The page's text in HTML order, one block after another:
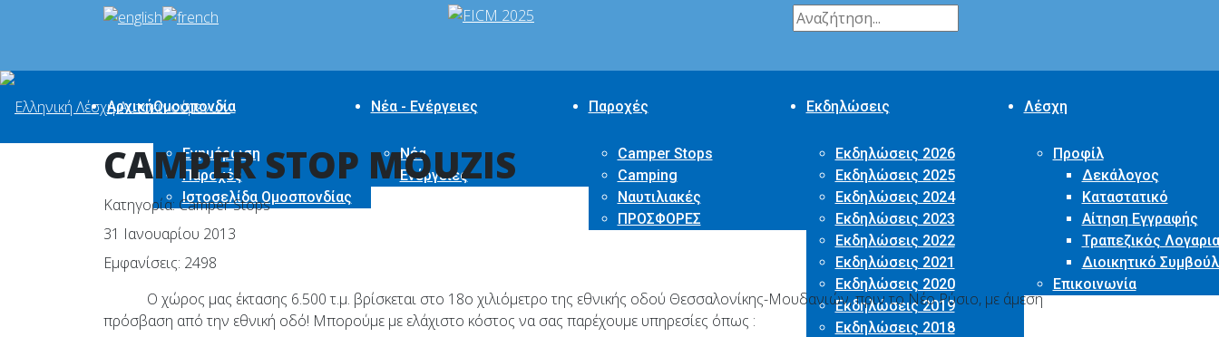
ΑρχικήΟμοσπονδία
Ενημέρωση
Παροχές
Ιστοσελίδα Ομοσπονδίας
Νέα - Ενέργειες
Νέα
Ενέργειες
Παροχές
Camper Stops
Camping
Ναυτιλιακές
ΠΡΟΣΦΟΡΕΣ
Εκδηλώσεις
Εκδηλώσεις 2026
Εκδηλώσεις 2025
Εκδηλώσεις 2024
Εκδηλώσεις 2023
Εκδηλώσεις 2022
Εκδηλώσεις 2021
Εκδηλώσεις 2020
Εκδηλώσεις 2019
Εκδηλώσεις 2018
Λέσχη
Προφίλ
Δεκάλογος
Καταστατικό
Αίτηση Εγγραφής
Τραπεζικός
Διοικητικό
Επικοινωνία
CAMPER STOP MOUZIS
Κατηγορία:Camper Stops
31 Ιανουαρίου 2013
Εμφανίσεις: 2498
O χώρος μας έκτασης 6.500 τ.μ. βρίσκεται στο 18ο χιλιόμετρο της εθνικής οδού Θεσσαλονίκης-Μουδανιών, πριν το Νέο Ρύσιο, με άμεση
πρόσβαση από την εθνική οδό! Μπορούμε με ελάχιστο κόστος να σας παρέχουμε υπηρεσίες όπως :